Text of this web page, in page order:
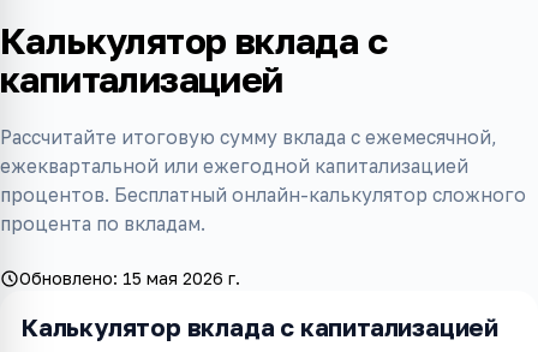
Калькулятор вклада с
капитализацией
Рассчитайте итоговую сумму вклада с ежемесячной,
ежеквартальной или ежегодной капитализацией
процентов. Бесплатный онлайн-калькулятор сложного
процента по вкладам.
Обновлено: 15 мая 2026 г.
Калькулятор вклада с капитализацией